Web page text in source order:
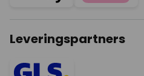
Leveringspartners